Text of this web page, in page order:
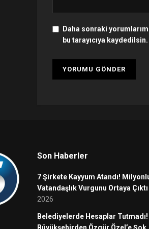
Daha sonraki
bu tarayıcıya kaydedilsin.
Son Haberler
7 Şirkete Kayyum Atandı!
Vatandaşlık Vurgunu Ortaya Çıktı
2026
Belediyelerde Hesaplar Tutmadı!
Büyükşehirden Özgür Özel’e Şok